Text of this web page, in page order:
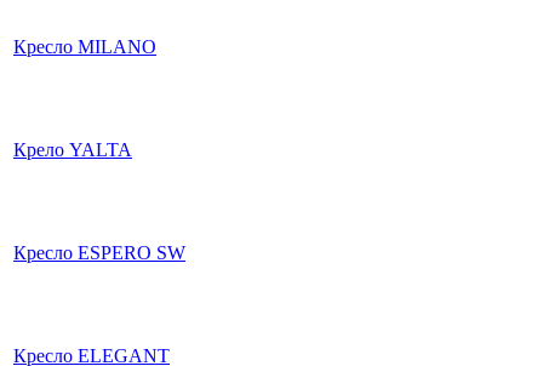
Кресло MILANO
Крело YALTA
Кресло ESPERO SW
Кресло ELEGANT